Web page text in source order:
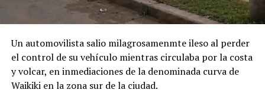
Un automovilista salio milagrosamenmte ileso al perder
el control de su vehículo mientras circulaba por la costa
y volcar, en inmediaciones de la denominada curva de
Waikiki en la zona sur de la ciudad.